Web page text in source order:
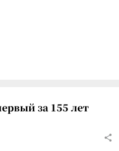
за 155 лет